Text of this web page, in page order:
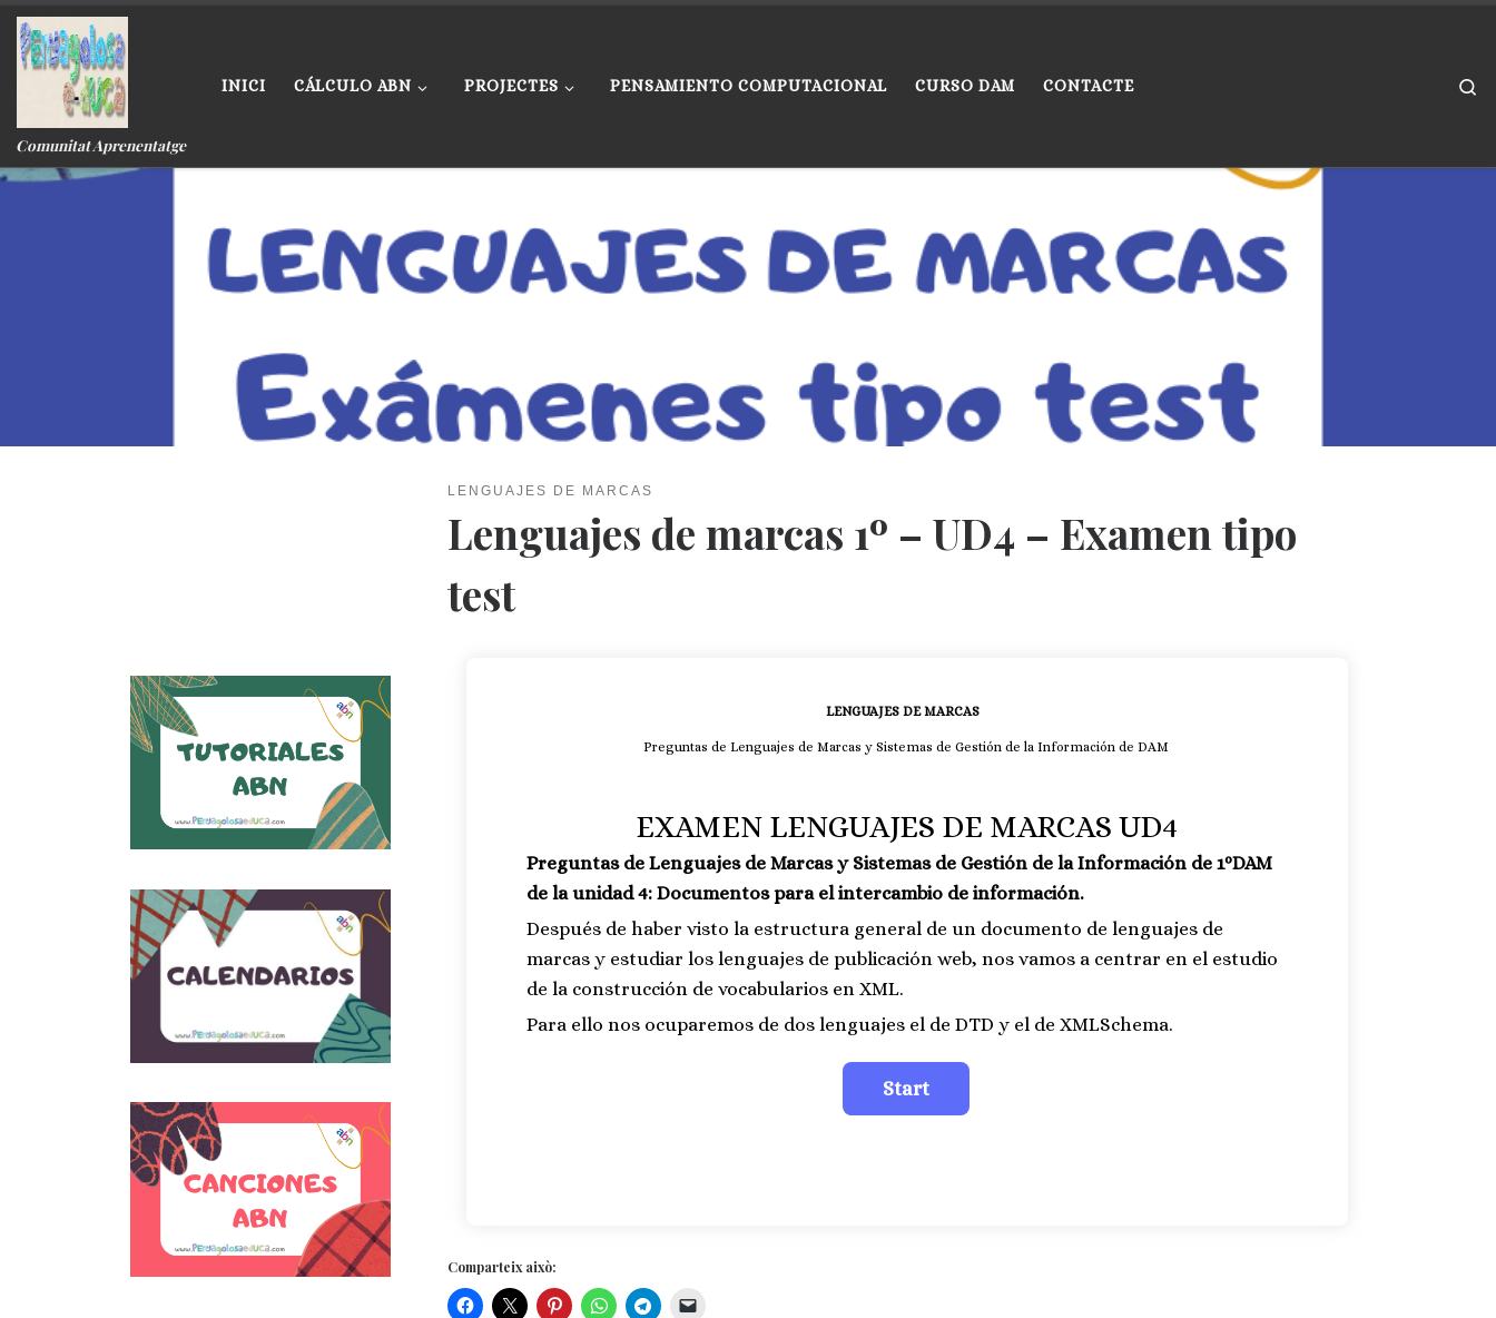
Skip to content
Comunitat Aprenentatge
INICI CÁLCULO ABN PROJECTES PENSAMIENTO COMPUTACIONAL CURSO DAM CONTACTE
LENGUAJES DE MARCAS
Lenguajes de marcas 1º – UD4 – Examen tipo
test
LENGUAJES DE MARCAS
Preguntas de Lenguajes de Marcas y Sistemas de Gestión de la Información de DAM
EXAMEN LENGUAJES DE MARCAS UD4
Preguntas de Lenguajes de Marcas y Sistemas de Gestión de la Información de 1ºDAM
de la unidad 4: Documentos para el intercambio de información.
Después de haber visto la estructura general de un documento de lenguajes de
marcas y estudiar los lenguajes de publicación web, nos vamos a centrar en el estudio
de la construcción de vocabularios en XML.
Para ello nos ocuparemos de dos lenguajes el de DTD y el de XMLSchema.
Comparteix això: